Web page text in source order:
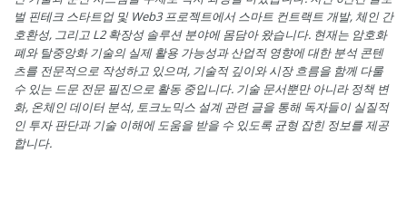
벌 핀테크 스타트업 및 Web3 프로젝트에서 스마트 컨트랙트 개발, 체인 간
호환성, 그리고 L2 확장성 솔루션 분야에 몸담아 왔습니다. 현재는 암호화
폐와 탈중앙화 기술의 실제 활용 가능성과 산업적 영향에 대한 분석 콘텐
츠를 전문적으로 작성하고 있으며, 기술적 깊이와 시장 흐름을 함께 다룰
수 있는 드문 전문 필진으로 활동 중입니다. 기술 문서뿐만 아니라 정책 변
화, 온체인 데이터 분석, 토크노믹스 설계 관련 글을 통해 독자들이 실질적
인 투자 판단과 기술 이해에 도움을 받을 수 있도록 균형 잡힌 정보를 제공
합니다.